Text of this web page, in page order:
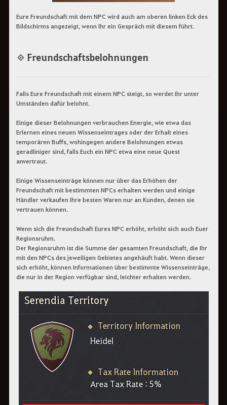
Eure Freundschaft mit dem NPC wird auch am oberen linken Eck des
Bildschirms angezeigt, wenn Ihr ein Gespräch mit diesem führt.
◈ Freundschaftsbelohnungen
Falls Eure Freundschaft mit einem NPC steigt, so werdet Ihr unter
Umständen dafür belohnt.
Einige dieser Belohnungen verbrauchen Energie, wie etwa das
Erlernen eines neuen Wissenseintrages oder der Erhalt eines
temporären Buffs, wohingegen andere Belohnungen etwas
geradliniger sind, falls Euch ein NPC etwa eine neue Quest
anvertraut.
Einige Wissenseinträge können nur über das Erhöhen der
Freundschaft mit bestimmten NPCs erhalten werden und einige
Händler verkaufen Ihre besten Waren nur an Kunden, denen sie
vertrauen können.
Wenn sich die Freundschaft Eures NPC erhöht, erhöht sich auch Euer
Regionsruhm.
Der Regionsruhm ist die Summe der gesamten Freundschaft, die Ihr
mit den NPCs des jeweiligen Gebietes angehäuft habt. Wenn dieser
sich erhöht, können Informationen über bestimmte Wissenseinträge,
die nur in der Region verfügbar sind, leichter erhalten werden.